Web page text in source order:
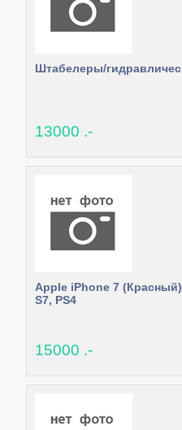
Штабелеры/
13000 .-
Apple iPhone 7
S7, PS4
15000 .-